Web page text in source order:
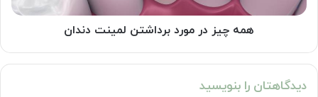
همه چیز در مورد برداشتن لمینت دندان
دیدگاهتان را بنویسید